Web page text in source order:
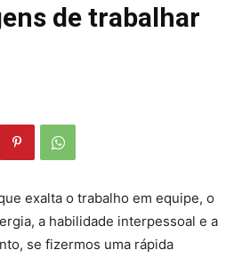
de trabalhar
exalta o trabalho em equipe, o
a habilidade interpessoal e a
se fizermos uma rápida